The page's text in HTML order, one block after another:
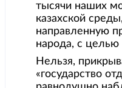
тысячи наших
казахской
направленную
народа, с
Нельзя,
«государство